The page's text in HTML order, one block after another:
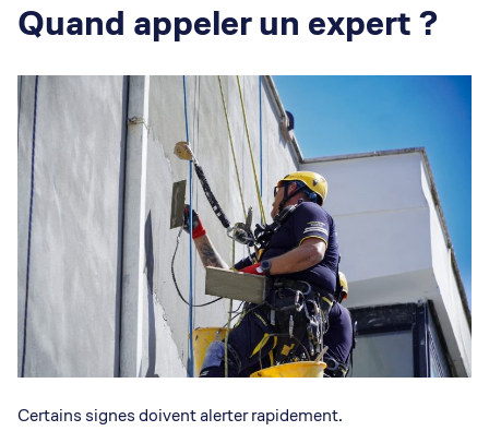
Quand appeler un expert ?
Certains signes doivent alerter rapidement.